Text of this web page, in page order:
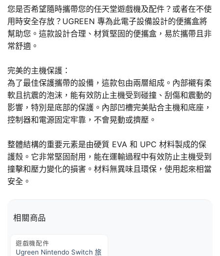
您是否希望隨時攜帶您的任天堂遊戲機及配件？或者在不使
用時安全存放？UGREEN 專為此電子設備設計的便攜盒將
幫助您。這款設計合理、材質堅固的便攜盒，易於攜帶且非
常舒適。
完美的主機保護：
為了最佳保護攜帶的設備，這款包由兩層組成。內部襯有柔
軟且抗震的泡沫，能有效防止主機受到碰撞、刮傷和震動的
影響，特別是底部的保護。內部凹槽完美貼合主機和底座，
控制器和電源固定牢靠，不會晃動或擠壓。
整體結構的重要元素是由硬質 EVA 和 UPC 材料製成的保
護殼。它非常堅固耐用，能在運輸過程中有效防止主機受到
撞擊和壓力變化的損害。材料無異味且環保，使用起來相當
安全。
相關商品
遊戲機配件
Ugreen Nintendo Switch 旅